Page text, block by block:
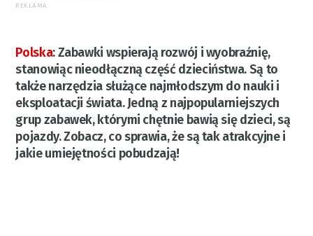
REKLAMA
Polska:Zabawki wspierają rozwój i wyobraźnię,
stanowiąc nieodłączną część dzieciństwa. Są to
także narzędzia służące najmłodszym do nauki i
eksploatacji świata. Jedną z najpopularniejszych
grup zabawek, którymi chętnie bawią się dzieci, są
pojazdy. Zobacz, co sprawia, że są tak atrakcyjne i
jakie umiejętności pobudzają!